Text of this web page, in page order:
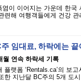
이 이어지는 가운데 한국
련해 여행객들에게 건강
주 임대료, 하락에는
월 연속 하락세 기록
플랫폼 ‘Rentals.ca’의 보
한 지난달 BC주의 5개 도